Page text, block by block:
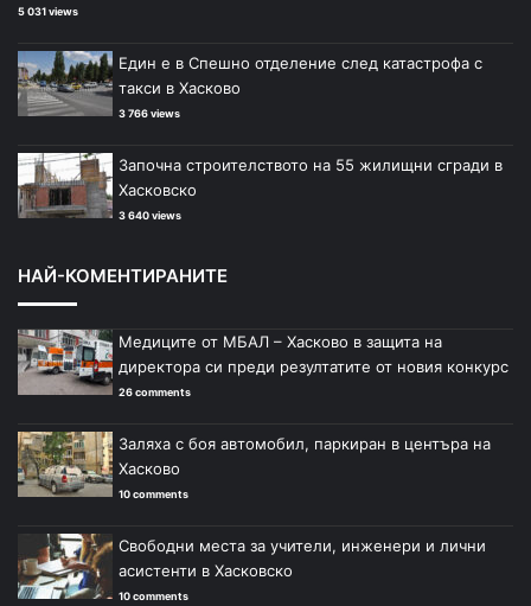
5 031 views
Един е в Спешно отделение след катастрофа с
такси в Хасково
3 766 views
Започна строителството на 55 жилищни сгради в
Хасковско
3 640 views
НАЙ-КОМЕНТИРАНИТЕ
Медиците от МБАЛ – Хасково в защита на
директора си преди резултатите от новия конкурс
26 comments
Заляха с боя автомобил, паркиран в центъра на
Хасково
10 comments
Свободни места за учители, инженери и лични
асистенти в Хасковско
10 comments